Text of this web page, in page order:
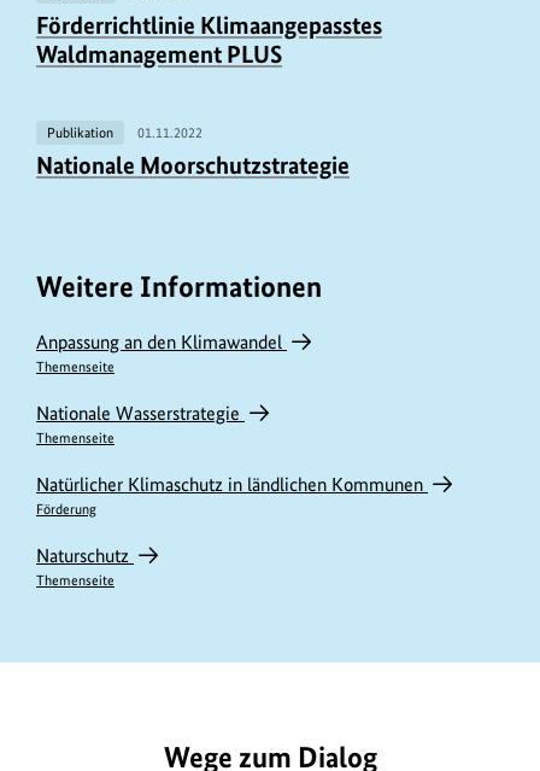
Förderrichtlinie Klimaangepasstes
Waldmanagement PLUS
Publikation 01.11.2022
Nationale Moorschutzstrategie
Weitere Informationen
Anpassung an den Klimawandel
Themenseite
Nationale Wasserstrategie
Themenseite
Natürlicher Klimaschutz in ländlichen Kommunen
Förderung
Naturschutz
Themenseite
Wege zum Dialog